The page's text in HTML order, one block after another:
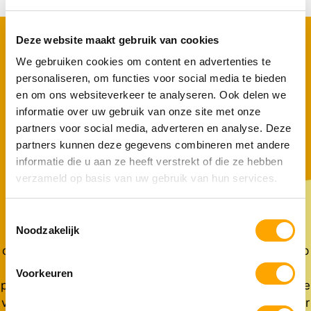
Deze website maakt gebruik van cookies
We gebruiken cookies om content en advertenties te
personaliseren, om functies voor social media te bieden
en om ons websiteverkeer te analyseren. Ook delen we
informatie over uw gebruik van onze site met onze
partners voor social media, adverteren en analyse. Deze
partners kunnen deze gegevens combineren met andere
informatie die u aan ze heeft verstrekt of die ze hebben
verzameld op basis van uw gebruik van hun services.
Noodzakelijk
Voorkeuren
Kies voor een
abonnement &
bespaar
Altijd voldoende voer in huis, zonder gedoe. Met een
winkel of online te zoeken naar het juiste voer. Je
ontvangt automatisch nieuwe voorraad, afgestemd op
de behoeften van jouw hond of kat. Bovendien
profiteer je als abonnee van scherpe prijzen, exclusieve
voordelen én flexibiliteit. Zo houd je meer tijd over voor